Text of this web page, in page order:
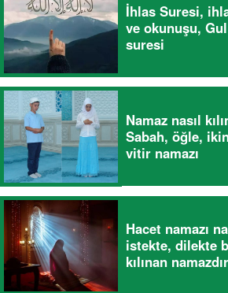
İhlas Suresi,
ve okunuşu,
suresi
Namaz nasıl
Sabah, öğle,
vitir namazı
Hacet namazı
istekte, dilekte
kılınan namazdır